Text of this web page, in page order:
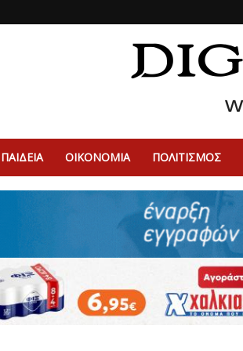
ΠΑΙΔΕΙΑ ΟΙΚΟΝΟΜΙΑ ΠΟΛΙΤΙΣΜΌΣ